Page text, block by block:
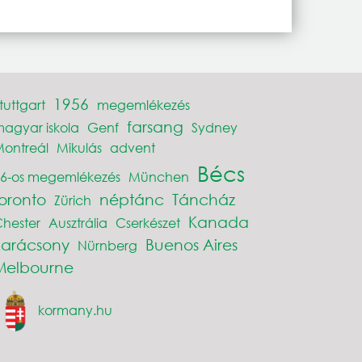
1956 megemlékezés
iskola Genf farsang Sydney
Mikulás advent
os megemlékezés München Bécs
Zürich néptánc Táncház
Ausztrália Cserkészet Kanada
Nürnberg Buenos Aires
kormany.hu